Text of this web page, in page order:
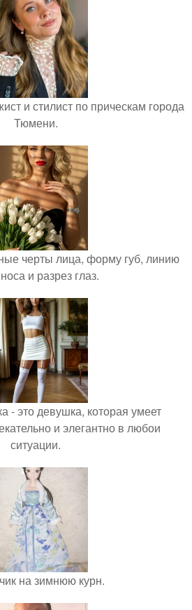
и стилист по прическам города
Тюмени.
черты лица, форму губ, линию
и разрез глаз.
- это девушка, которая умеет
и элегантно в любои
ситуации.
на зимнюю курн.